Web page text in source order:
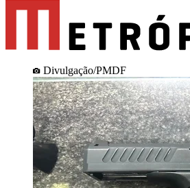
Divulgação/PMDF